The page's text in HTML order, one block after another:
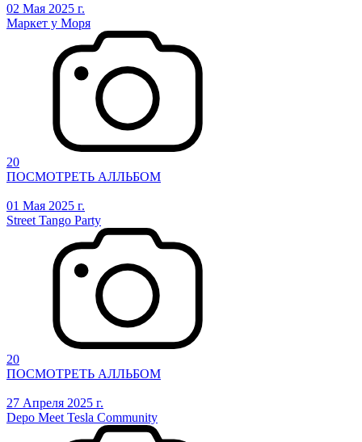
02 Мая 2025 г.
Маркет у Моря
20
ПОСМОТРЕТЬ АЛЛЬБОМ
01 Мая 2025 г.
Street Tango Party
20
ПОСМОТРЕТЬ АЛЛЬБОМ
27 Апреля 2025 г.
Depo Meet Tesla Community